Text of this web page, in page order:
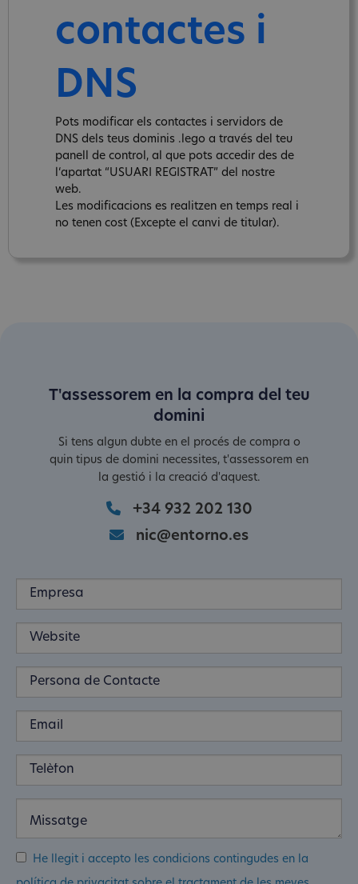
contactes i
DNS
Pots modificar els contactes i servidors de
DNS dels teus dominis .lego a través del teu
panell de control, al que pots accedir des de
l‘apartat “USUARI REGISTRAT” del nostre
web.
Les modificacions es realitzen en temps real i
no tenen cost (Excepte el canvi de titular).
T'assessorem en la compra del teu
domini
Si tens algun dubte en el procés de compra o
quin tipus de domini necessites, t'assessorem en
la gestió i la creació d'aquest.
+34 932 202 130
nic@entorno.es
He llegit i accepto les condicions contingudes en la